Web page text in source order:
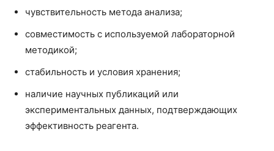
чувствительность метода анализа;
совместимость с используемой лабораторной
методикой;
стабильность и условия хранения;
наличие научных публикаций или
экспериментальных данных, подтверждающих
эффективность реагента.